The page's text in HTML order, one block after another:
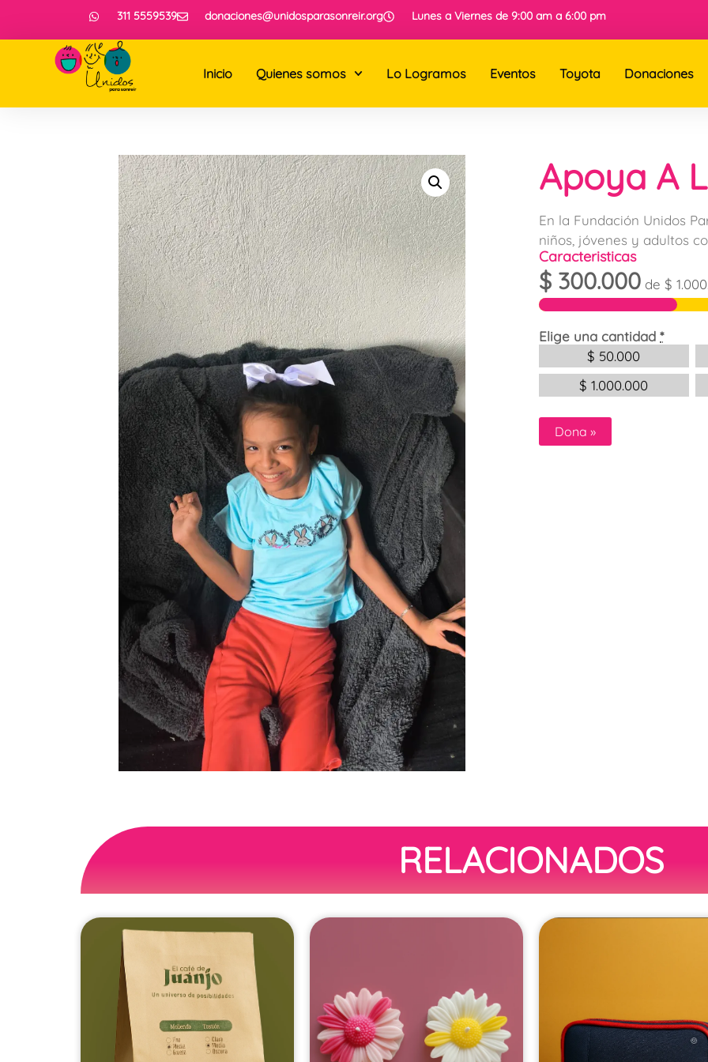
311 5559539 donaciones@unidosparasonreir.org Lunes a Viernes de 9:00 am a 6:00 pm
Inicio Quienes somos Lo Logramos Eventos Toyota Donaciones
Apoya A
En la Fundación Unidos
niños, jóvenes y adultos
Caracteristicas
$ 300.000 de $
Elige una cantidad *
$ 50.000
$ 1.000.000
Dona »
RELACIONADOS